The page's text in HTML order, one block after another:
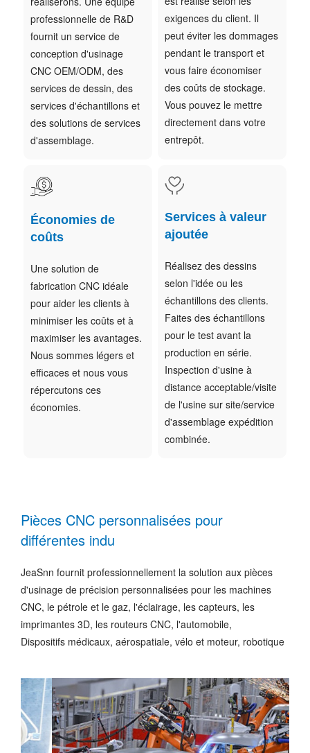
professionnelle de R&D
fournit un service de
conception d'usinage
CNC OEM/ODM, des
services de dessin, des
services d'échantillons et
des solutions de services
d'assemblage.
exigences du client. Il
peut éviter les dommages
pendant le transport et
vous faire économiser
des coûts de stockage.
Vous pouvez le mettre
directement dans votre
entrepôt.
Économies de
coûts
Une solution de
fabrication CNC idéale
pour aider les clients à
minimiser les coûts et à
maximiser les avantages.
Nous sommes légers et
efficaces et nous vous
répercutons ces
économies.
Services à valeur
ajoutée
Réalisez des dessins
selon l'idée ou les
échantillons des clients.
Faites des échantillons
pour le test avant la
production en série.
Inspection d'usine à
distance acceptable/visite
de l'usine sur site/service
d'assemblage expédition
combinée.
Pièces CNC personnalisées pour
différentes indu
JeaSnn fournit professionnellement la solution aux pièces
d'usinage de précision personnalisées pour les machines
CNC, le pétrole et le gaz, l'éclairage, les capteurs, les
imprimantes 3D, les routeurs CNC, l'automobile,
Dispositifs médicaux, aérospatiale, vélo et moteur, robotique